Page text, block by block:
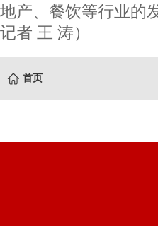
地产、餐饮等行业的
记者 王 涛）
首页